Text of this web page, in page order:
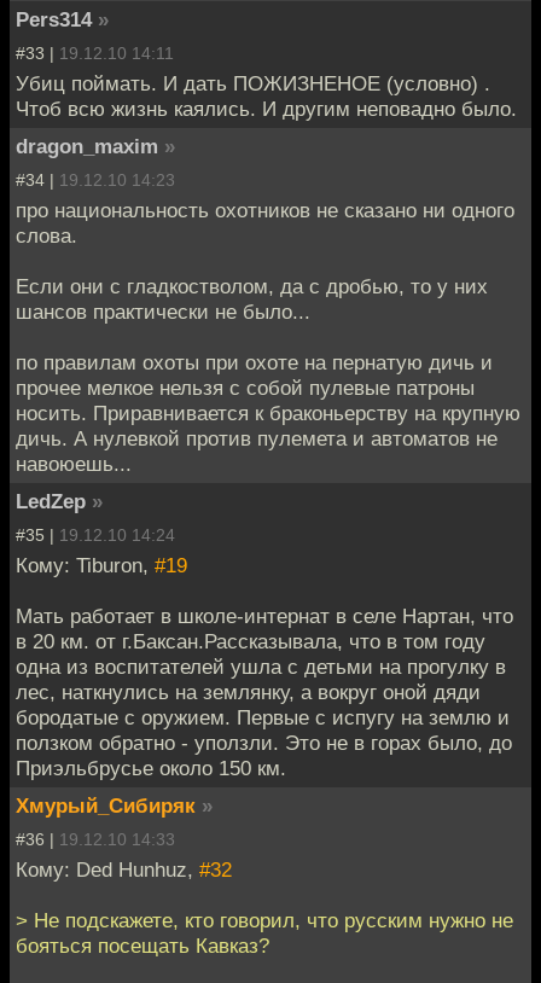
Pers314 »
#33 | 19.12.10 14:11
Убиц поймать. И дать ПОЖИЗНЕНОЕ (условно) .
Чтоб всю жизнь каялись. И другим неповадно было.
dragon_maxim »
#34 | 19.12.10 14:23
про национальность охотников не сказано ни одного
слова.
Если они с гладкостволом, да с дробью, то у них
шансов практически не было...
по правилам охоты при охоте на пернатую дичь и
прочее мелкое нельзя с собой пулевые патроны
носить. Приравнивается к браконьерству на крупную
дичь. А нулевкой против пулемета и автоматов не
навоюешь...
LedZep »
#35 | 19.12.10 14:24
Кому: Tiburon, #19
Мать работает в школе-интернат в селе Нартан, что
в 20 км. от г.Баксан.Рассказывала, что в том году
одна из воспитателей ушла с детьми на прогулку в
лес, наткнулись на землянку, а вокруг оной дяди
бородатые с оружием. Первые с испугу на землю и
ползком обратно - уползли. Это не в горах было, до
Приэльбрусье около 150 км.
Хмурый_Сибиряк »
#36 | 19.12.10 14:33
Кому: Ded Hunhuz, #32
> Не подскажете, кто говорил, что русским нужно не
бояться посещать Кавказ?